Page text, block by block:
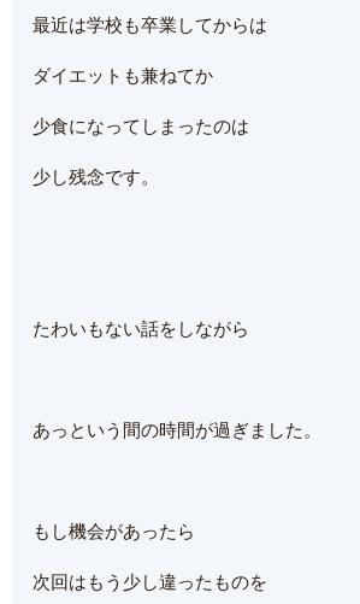
最近は学校も卒業してからは
ダイエットも兼ねてか
少食になってしまったのは
少し残念です。
たわいもない話をしながら
あっという間の時間が過ぎました。
もし機会があったら
次回はもう少し違ったものを